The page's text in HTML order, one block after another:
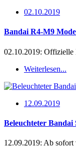
02.10.2019
Bandai R4-M9
02.10.2019: Offizielle
Weiterlesen...
12.09.2019
Beleuchteter
12.09.2019: Ab